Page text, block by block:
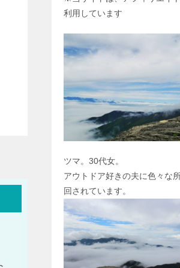
利用しています
ツマ。30代女。
アウトドア好きの夫に色々な
回されています。